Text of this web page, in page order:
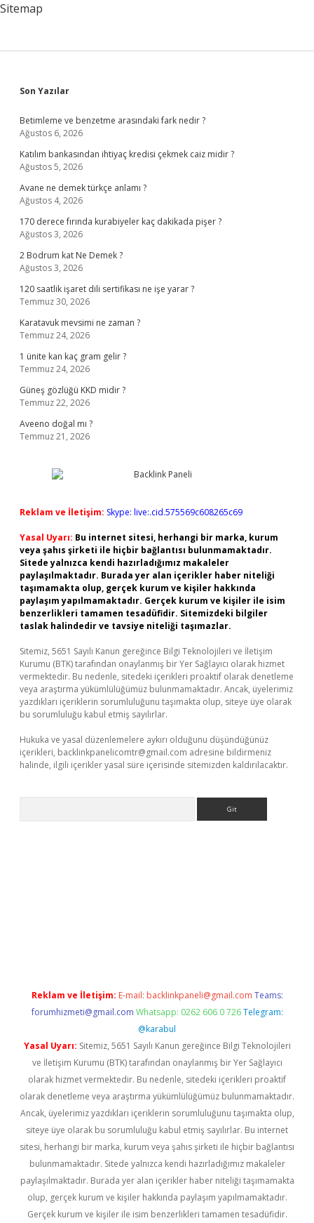
Sitemap
Sidebar
Son Yazılar
Betimleme ve benzetme arasındaki fark nedir ?
Ağustos 6, 2026
Katılım bankasından ihtiyaç kredisi çekmek caiz midir ?
Ağustos 5, 2026
Avane ne demek türkçe anlamı ?
Ağustos 4, 2026
170 derece fırında kurabiyeler kaç dakikada pişer ?
Ağustos 3, 2026
2 Bodrum kat Ne Demek ?
Ağustos 3, 2026
120 saatlik işaret dili sertifikası ne işe yarar ?
Temmuz 30, 2026
Karatavuk mevsimi ne zaman ?
Temmuz 24, 2026
1 ünite kan kaç gram gelir ?
Temmuz 24, 2026
Güneş gözlüğü KKD midir ?
Temmuz 22, 2026
Aveeno doğal mı ?
Temmuz 21, 2026
Reklam ve İletişim: Skype: live:.cid.575569c608265c69
Yasal Uyarı: Bu internet sitesi, herhangi bir marka, kurum
veya şahıs şirketi ile hiçbir bağlantısı bulunmamaktadır.
Sitede yalnızca kendi hazırladığımız makaleler
paylaşılmaktadır. Burada yer alan içerikler haber niteliği
taşımamakta olup, gerçek kurum ve kişiler hakkında
paylaşım yapılmamaktadır. Gerçek kurum ve kişiler ile isim
benzerlikleri tamamen tesadüfidir. Sitemizdeki bilgiler
taslak halindedir ve tavsiye niteliği taşımazlar.
Sitemiz, 5651 Sayılı Kanun gereğince Bilgi Teknolojileri ve İletişim
Kurumu (BTK) tarafından onaylanmış bir Yer Sağlayıcı olarak hizmet
vermektedir. Bu nedenle, sitedeki içerikleri proaktif olarak denetleme
veya araştırma yükümlülüğümüz bulunmamaktadır. Ancak, üyelerimiz
yazdıkları içeriklerin sorumluluğunu taşımakta olup, siteye üye olarak
bu sorumluluğu kabul etmiş sayılırlar.
Hukuka ve yasal düzenlemelere aykırı olduğunu düşündüğünüz
içerikleri, backlinkpanelicomtr@gmail.com adresine bildirmeniz
halinde, ilgili içerikler yasal süre içerisinde sitemizden kaldırılacaktır.
Reklam ve İletişim: E-mail: backlinkpaneli@gmail.com Teams:
forumhizmeti@gmail.com Whatsapp: 0262 606 0 726 Telegram:
@karabul
Yasal Uyarı: Sitemiz, 5651 Sayılı Kanun gereğince Bilgi Teknolojileri
ve İletişim Kurumu (BTK) tarafından onaylanmış bir Yer Sağlayıcı
olarak hizmet vermektedir. Bu nedenle, sitedeki içerikleri proaktif
olarak denetleme veya araştırma yükümlülüğümüz bulunmamaktadır.
Ancak, üyelerimiz yazdıkları içeriklerin sorumluluğunu taşımakta olup,
siteye üye olarak bu sorumluluğu kabul etmiş sayılırlar. Bu internet
sitesi, herhangi bir marka, kurum veya şahıs şirketi ile hiçbir bağlantısı
bulunmamaktadır. Sitede yalnızca kendi hazırladığımız makaleler
paylaşılmaktadır. Burada yer alan içerikler haber niteliği taşımamakta
olup, gerçek kurum ve kişiler hakkında paylaşım yapılmamaktadır.
Gerçek kurum ve kişiler ile isim benzerlikleri tamamen tesadüfidir.